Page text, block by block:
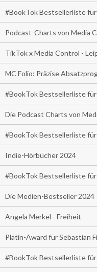
#BookTok Bestsellerliste
Podcast-Charts von Media
TikTok x Media Control -
MC Folio: Präzise
#BookTok Bestsellerliste
Die Podcast Charts von
#BookTok Bestsellerliste
Indie-Hörbücher 2024
#BookTok Bestsellerliste
Die Medien-Bestseller 2024
Angela Merkel - Freiheit
Platin-Award für Sebastian
#BookTok Bestsellerliste